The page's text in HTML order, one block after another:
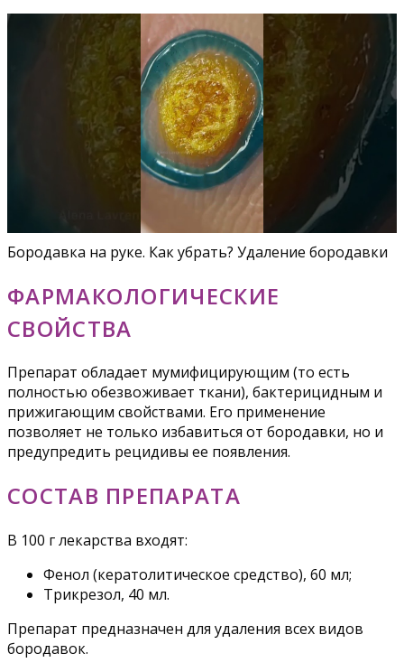
Бородавка на руке. Как убрать? Удаление бородавки
ФАРМАКОЛОГИЧЕСКИЕ
СВОЙСТВА
Препарат обладает мумифицирующим (то есть
полностью обезвоживает ткани), бактерицидным и
прижигающим свойствами. Его применение
позволяет не только избавиться от бородавки, но и
предупредить рецидивы ее появления.
СОСТАВ ПРЕПАРАТА
В 100 г лекарства входят:
Фенол (кератолитическое средство), 60 мл;
Трикрезол, 40 мл.
Препарат предназначен для удаления всех видов
бородавок.